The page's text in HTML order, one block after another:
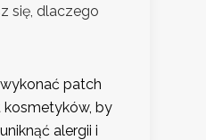
się, dlaczego
patch
kosmetyków, by
alergii i